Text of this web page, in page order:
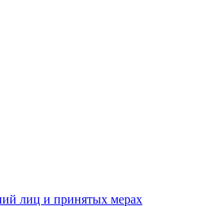
лиц и принятых мерах